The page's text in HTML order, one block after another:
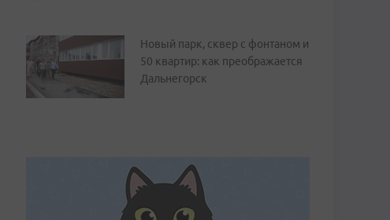
Новый парк, сквер с фонтаном и
50 квартир: как преображается
Дальнегорск